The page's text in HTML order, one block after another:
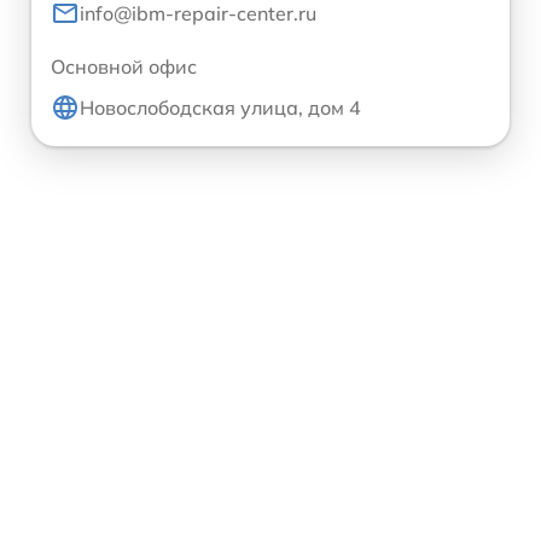
info@ibm-repair-center.ru
Основной офис
Новослободская улица, дом 4